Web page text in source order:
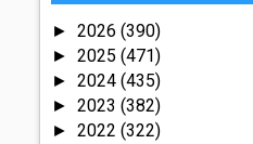
►2026(390)
►2025(471)
►2024(435)
►2023(382)
►2022(322)